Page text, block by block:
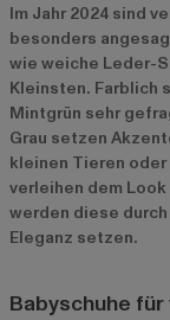
Im Jahr 2024 sind
besonders
wie weiche Leder-
Kleinsten. Farblich
Mintgrün sehr
Grau setzen
kleinen Tieren
verleihen dem
werden diese
Eleganz setzen.
Babyschuhe